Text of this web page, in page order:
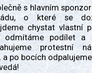
s hlavním
o které se
chystat vlastní
odmítáme podílet a
protestní
a po bocích